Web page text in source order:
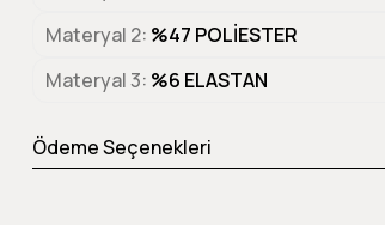
Materyal 2 %47 POLİESTER
Materyal 3 %6 ELASTAN
Ödeme Seçenekleri